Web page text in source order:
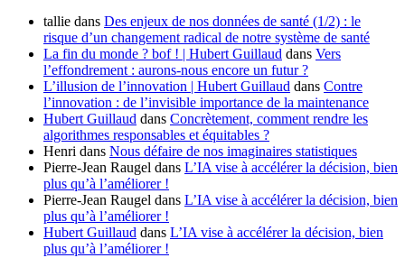
tallie dans Des enjeux de nos données de santé (1/2) : le
risque d’un changement radical de notre système de santé
La fin du monde ? bof ! | Hubert Guillaud dans Vers
l’effondrement : aurons-nous encore un futur ?
L’illusion de l’innovation | Hubert Guillaud dans Contre
l’innovation : de l’invisible importance de la maintenance
Hubert Guillaud dans Concrètement, comment rendre les
algorithmes responsables et équitables ?
Henri dans Nous défaire de nos imaginaires statistiques
Pierre-Jean Raugel dans L’IA vise à accélérer la décision, bien
plus qu’à l’améliorer !
Pierre-Jean Raugel dans L’IA vise à accélérer la décision, bien
plus qu’à l’améliorer !
Hubert Guillaud dans L’IA vise à accélérer la décision, bien
plus qu’à l’améliorer !